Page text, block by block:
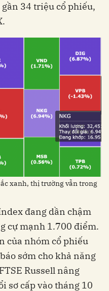
34 triệu cổ phiếu,
xanh, thị trường vẫn trong
đang dần chậm
cự mạnh 1.700 điểm.
của nhóm cổ phiếu
sớm cho khả năng
Russell nâng
sơ cấp vào tháng 10